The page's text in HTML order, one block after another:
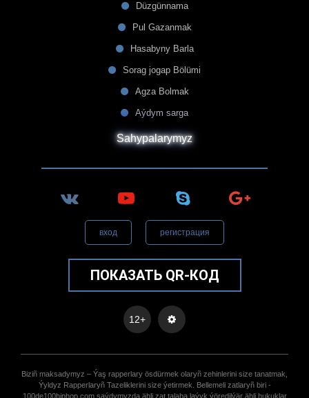
Düzgünnama
Pul Gazanmak
Hasabyny Barla
Sorag jogap Bölümi
Agza Bolmak
Aýdym sarga
Sahypalarymyz
вход регистрация
ПОКАЗАТЬ QR-КОД
12+
Biziñ maksadymyz – Ýaş rapperlary ösdürmek olaryñ zehinlerini size tanatmak,
Ýyldyz Rapperlaryñ Tazeliklerini size ýetirmek. Bellemeli zatlaryñ biri -
100de100hiphop.com saýdymyzda ähli zat talaba laýyk ýöredilýär ähli hukuklar